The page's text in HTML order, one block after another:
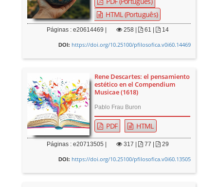
HTML (Português)
Páginas : e20614469 | 258 61 | 14
DOI: https://doi.org/10.25100/pfilosofica.v0i60.14469
Rene Descartes: el pensamiento
estético en el Compendium
Musicae (1618)
Pablo Frau Buron
PDF HTML
Páginas : e20713505 | 317 77 | 29
DOI: https://doi.org/10.25100/pfilosofica.v0i60.13505